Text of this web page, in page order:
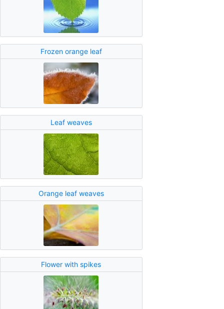
Frozen orange leaf
Leaf weaves
Orange leaf weaves
Flower with spikes